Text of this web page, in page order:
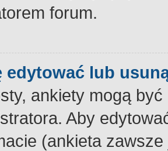
forum.
edytować lub
ankiety mogą
Aby
(ankieta